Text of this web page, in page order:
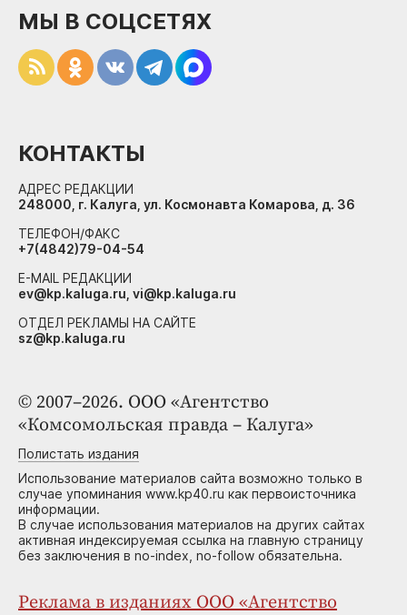
© 2007–2026. ООО «Агентство
«Комсомольская правда – Калуга»
Полистать издания
Использование материалов сайта возможно только в
случае упоминания www.kp40.ru как первоисточника
информации.
В случае использования материалов на других сайтах
активная индексируемая ссылка на главную страницу
без заключения в no-index, no-follow обязательна.
Реклама в изданиях ООО «Агентство
МЫ В СОЦСЕТЯХ
КОНТАКТЫ
АДРЕС РЕДАКЦИИ
248000, г. Калуга, ул. Космонавта Комарова, д. 36
ТЕЛЕФОН/ФАКС
+7(4842)79-04-54
E-MAIL РЕДАКЦИИ
ev@kp.kaluga.ru, vi@kp.kaluga.ru
ОТДЕЛ РЕКЛАМЫ НА САЙТЕ
sz@kp.kaluga.ru